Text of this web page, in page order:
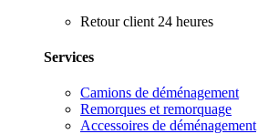
Retour client 24 heures
Services
Camions de déménagement
Remorques et remorquage
Accessoires de déménagement